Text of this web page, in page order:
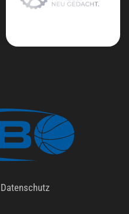
Datenschutz